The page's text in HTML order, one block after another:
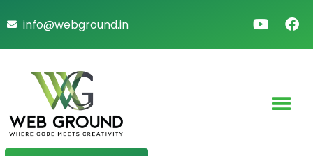
info@webground.in